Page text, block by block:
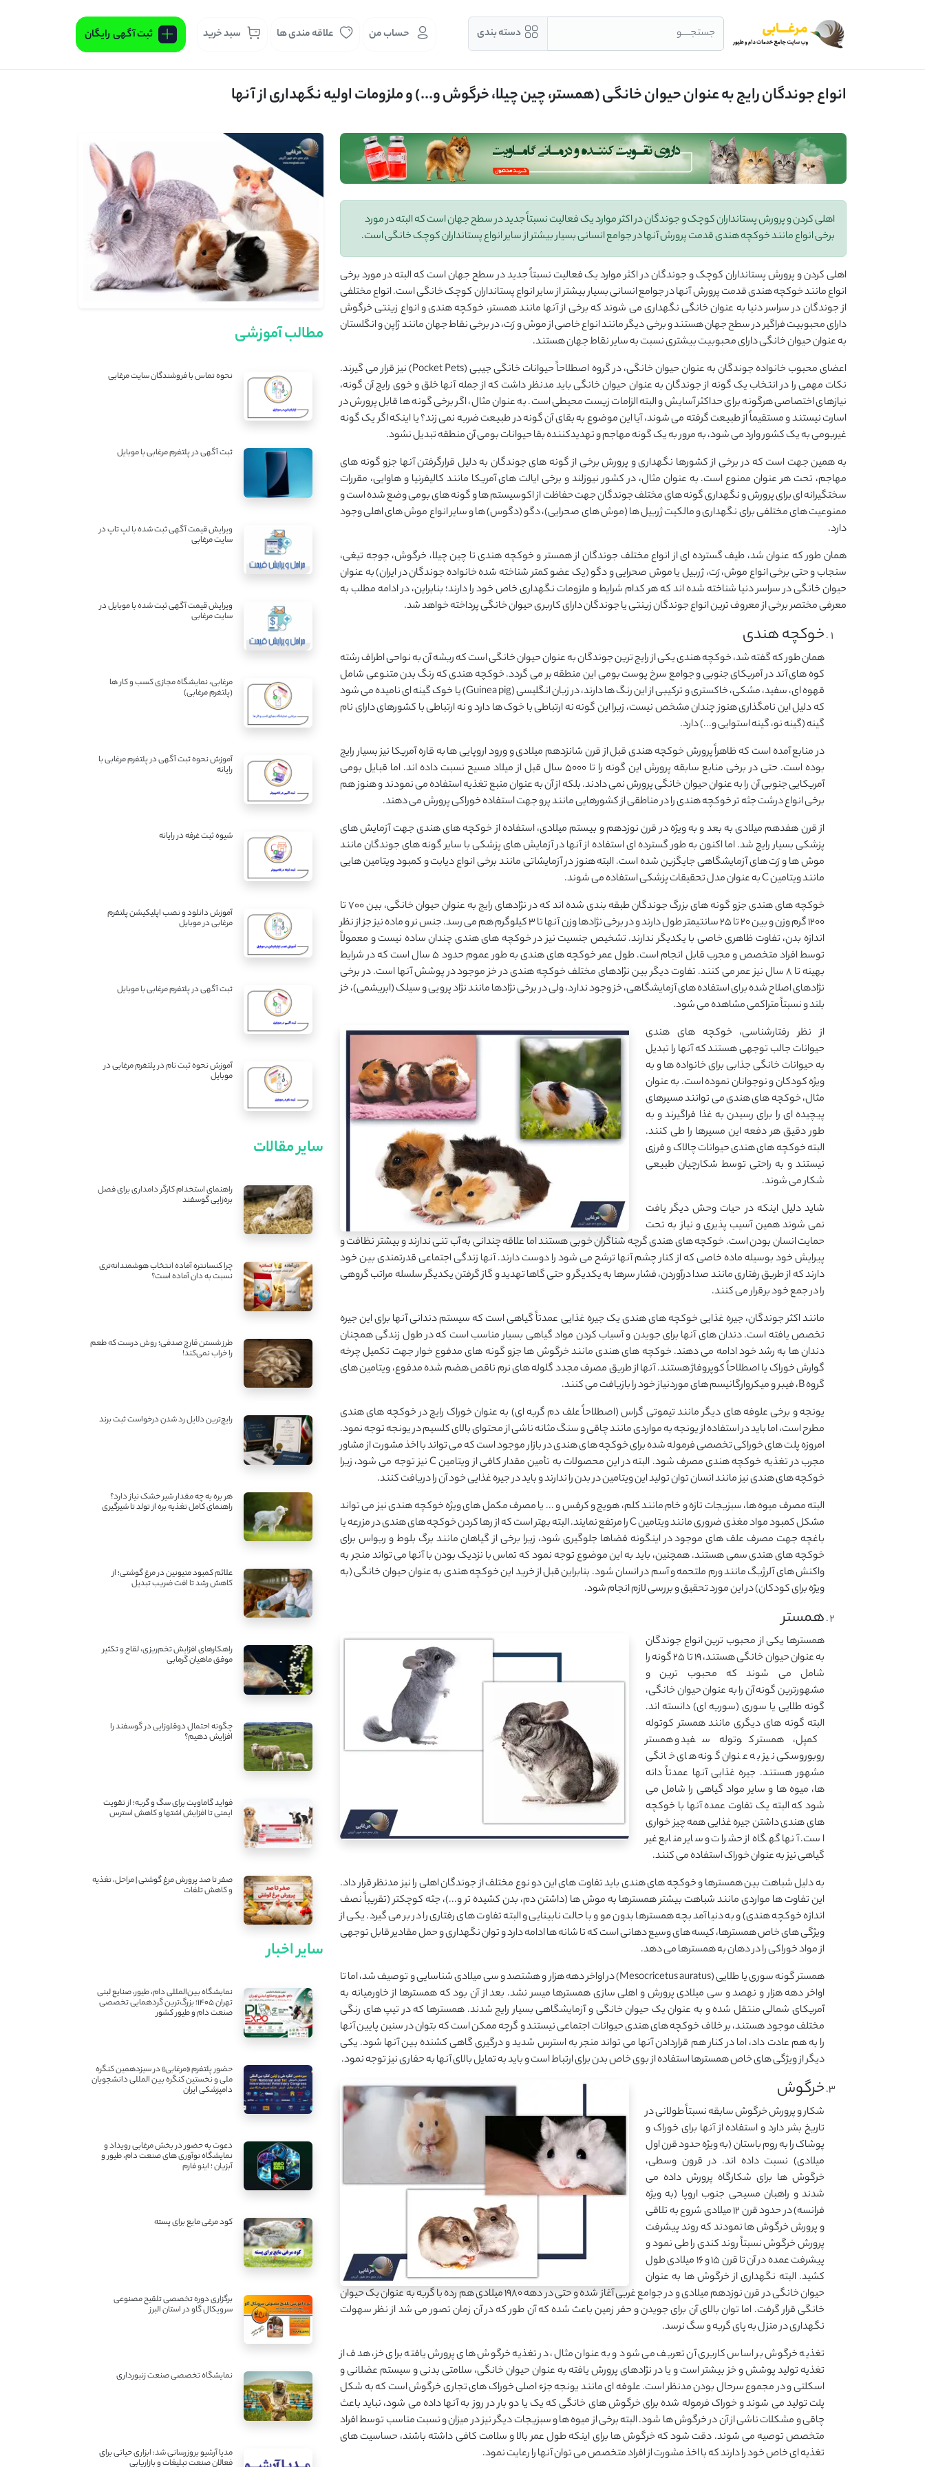
جستجــــو دسته بندی حساب من علاقه مندی ها سبد خرید ثبت آگهی رایگان
انواع جوندگان رایج به عنوان حیوان خانگی (همستر، چین چیلا، خرگوش و...) و ملزومات اولیه نگهداری از آنها
اهلی کردن و پرورش پستانداران کوچک و جوندگان در اکثر موارد یک فعالیت نسبتاً جدید در سطح جهان است که البته در مورد
برخی انواع مانند خوکچه هندی قدمت پرورش آنها در جوامع انسانی بسیار بیشتر از سایر انواع پستانداران کوچک خانگی است.
اهلی کردن و پرورش پستانداران کوچک و جوندگان در اکثر موارد یک فعالیت نسبتاً جدید در سطح جهان است که البته در مورد برخی
انواع مانند خوکچه هندی قدمت پرورش آنها در جوامع انسانی بسیار بیشتر از سایر انواع پستانداران کوچک خانگی است. انواع مختلفی
از جوندگان در سراسر دنیا به عنوان خانگی نگهداری می شوند که برخی از آنها مانند همستر، خوکچه هندی و انواع زینتی خرگوش
دارای محبوبیت فراگیر در سطح جهان هستند و برخی دیگر مانند انواع خاصی از موش و رَت، در برخی نقاط جهان مانند ژاپن و انگلستان
به عنوان حیوان خانگی دارای محبوبیت بیشتری نسبت به سایر نقاط جهان هستند.
اعضای محبوب خانواده جوندگان به عنوان حیوان خانگی، در گروه اصطلاحاً حیوانات خانگی جیبی (Pocket Pets) نیز قرار می گیرند.
نکات مهمی را در انتخاب یک گونه از جوندگان به عنوان حیوان خانگی باید مدنظر داشت که از جمله آنها خلق و خوی رایج آن گونه،
نیازهای اختصاصی هرگونه برای حداکثر آسایش و البته الزامات زیست محیطی است. به عنوان مثال، اگر برخی گونه ها قابل پرورش در
اسارت نیستند و مستقیماً از طبیعت گرفته می شوند، آیا این موضوع به بقای آن گونه در طبیعت ضربه نمی زند؟ یا اینکه اگر یک گونه
غیربومی به یک کشور وارد می شود، به مرور به یک گونه مهاجم و تهدیدکننده بقا حیوانات بومی آن منطقه تبدیل نشود.
به همین جهت است که در برخی از کشورها نگهداری و پرورش برخی از گونه های جوندگان به دلیل قرارگرفتن آنها جزو گونه های
مهاجم، تحت هر عنوان ممنوع است. به عنوان مثال، در کشور نیوزلند و برخی ایالت های آمریکا مانند کالیفرنیا و هاوایی، مقررات
سختگیرانه ای برای پرورش و نگهداری گونه های مختلف جوندگان جهت حفاظت از اکوسیستم ها و گونه های بومی وضع شده است و
ممنوعیت های مختلفی برای نگهداری و مالکیت ژربیل ها (موش های صحرایی)، دگو (دگوس) ها و سایر انواع موش های اهلی وجود
دارد.
همان طور که عنوان شد، طیف گسترده ای از انواع مختلف جوندگان از همستر و خوکچه هندی تا چین چیلا، خرگوش، جوجه تیغی،
سنجاب و حتی برخی انواع موش، رَت، ژربیل یا موش صحرایی و دگو (یک عضو کمتر شناخته شده خانواده جوندگان در ایران) به عنوان
حیوان خانگی در سراسر دنیا شناخته شده اند که هر کدام شرایط و ملزومات نگهداری خاص خود را دارند؛ بنابراین، در ادامه مطلب به
معرفی مختصر برخی از معروف ترین انواع جوندگان زینتی یا جوندگان دارای کاربری حیوان خانگی پرداخته خواهد شد.
خوکچه هندی
همان طور که گفته شد، خوکچه هندی یکی از رایج ترین جوندگان به عنوان حیوان خانگی است که ریشه آن به نواحی اطراف رشته
کوه های آند در آمریکای جنوبی و جوامع سرخ پوست بومی این منطقه بر می گردد. خوکچه هندی که رنگ بدن متنوعی شامل
قهوه ای، سفید، مشکی، خاکستری و ترکیبی از این رنگ ها دارند، در زبان انگلیسی (Guinea pig) یا خوک گینه ای نامیده می شود
که دلیل این نامگذاری هنوز چندان مشخص نیست، زیرا این گونه نه ارتباطی با خوک ها دارد و نه ارتباطی با کشورهای دارای نام
گینه (گینه نو، گینه استوایی و...) دارد.
در منابع آمده است که ظاهراً پرورش خوکچه هندی قبل از قرن شانزدهم میلادی و ورود اروپایی ها به قاره آمریکا نیز بسیار رایج
بوده است. حتی در برخی منابع سابقه پرورش این گونه را تا ۵۰۰۰ سال قبل از میلاد مسیح نسبت داده اند. اما قبایل بومی
آمریکایی جنوبی آن را به عنوان حیوان خانگی پرورش نمی دادند. بلکه از آن به عنوان منبع تغذیه استفاده می نمودند و هنوز هم
برخی انواع درشت جثه تر خوکچه هندی را در مناطقی از کشورهایی مانند پرو جهت استفاده خوراکی پرورش می دهند.
از قرن هفدهم میلادی به بعد و به ویژه در قرن نوزدهم و بیستم میلادی، استفاده از خوکچه های هندی جهت آزمایش های
پزشکی بسیار رایج شد. اما اکنون به طور گسترده ای استفاده از آنها در آزمایش های پزشکی با سایر گونه های جوندگان مانند
موش ها و رَت های آزمایشگاهی جایگزین شده است. البته هنوز در آزمایشاتی مانند برخی انواع دیابت و کمبود ویتامین هایی
مانند ویتامین C به عنوان مدل تحقیقات پزشکی استفاده می شوند.
خوکچه های هندی جزو گونه های بزرگ جوندگان طبقه بندی شده اند که در نژادهای رایج به عنوان حیوان خانگی، بین ۷۰۰ تا
۱۲۰۰ گرم وزن و بین ۲۰ تا ۲۵ سانتیمتر طول دارند و در برخی نژادها وزن آنها تا ۳ کیلوگرم هم می رسد. جنس نر و ماده نیز جز از نظر
اندازه بدن، تفاوت ظاهری خاصی با یکدیگر ندارند. تشخیص جنسیت نیز در خوکچه های هندی چندان ساده نیست و معمولاً
توسط افراد متخصص و مجرب قابل انجام است. طول عمر خوکچه های هندی به طور عموم حدود ۵ سال است که در شرایط
بهینه تا ۸ سال نیز عمر می کنند. تفاوت دیگر بین نژادهای مختلف خوکچه هندی در خز موجود در پوشش آنها است. در برخی
نژادهای اصلاح شده برای استفاده های آزمایشگاهی، خز وجود ندارد، ولی در برخی نژادها مانند نژاد پرویی و سیلک (ابریشمی)، خز
بلند و نسبتاً متراکمی مشاهده می شود.
از نظر رفتارشناسی، خوکچه های هندی
حیوانات جالب توجهی هستند که آنها را تبدیل
به حیوانات خانگی جذابی برای خانواده ها و به
ویژه کودکان و نوجوانان نموده است. به عنوان
مثال، خوکچه های هندی می توانند مسیرهای
پیچیده ای را برای رسیدن به غذا فراگیرند و به
طور دقیق هر دفعه این مسیرها را طی کنند.
البته خوکچه های هندی حیوانات چالاک و فرزی
نیستند و به راحتی توسط شکارچیان طبیعی
شکار می شوند.
شاید دلیل اینکه در حیات وحش دیگر یافت
نمی شوند همین آسیب پذیری و نیاز به تحت
حمایت انسان بودن است. خوکچه های هندی گرچه شناگران خوبی هستند اما علاقه چندانی به آب تنی ندارند و بیشتر نظافت و
پیرایش خود بوسیله ماده خاصی که از کنار چشم آنها ترشح می شود را دوست دارند. آنها زندگی اجتماعی قدرتمندی بین خود
دارند که از طریق رفتاری مانند صدا درآوردن، فشار سرها به یکدیگر و حتی گاها تهدید و گاز گرفتن یکدیگر سلسله مراتب گروهی
را در جمع خود برقرار می کنند.
مانند اکثر جوندگان، جیره غذایی خوکچه های هندی یک جیره غذایی عمدتاً گیاهی است که سیستم دندانی آنها برای این جیره
تخصص یافته است. دندان های آنها برای جویدن و آسیاب کردن مواد گیاهی بسیار مناسب است که در طول زندگی همچنان
دندان ها به رشد خود ادامه می دهند. خوکچه های هندی مانند خرگوش ها جزو گونه های مدفوع خوار جهت تکمیل چرخه
گوارش خوراک یا اصطلاحاً کوپروفاژ هستند. آنها از طریق مصرف مجدد گلوله های نرم ناقص هضم شده مدفوع، ویتامین های
گروه B، فیبر و میکروارگانیسم های موردنیاز خود را بازیافت می کنند.
یونجه و برخی علوفه های دیگر مانند تیموتی گراس (اصطلاحاً علف دم گربه ای) به عنوان خوراک رایج در خوکچه های هندی
مطرح است، اما باید در استفاده از یونجه به مواردی مانند چاقی و سنگ مثانه ناشی از محتوای بالای کلسیم در یونجه توجه نمود.
امروزه پلت های خوراکی تخصصی فرموله شده برای خوکچه های هندی در بازار موجود است که می تواند با اخذ مشورت از مشاور
مجرب در تغذیه خوکچه هندی مصرف شود. البته در این محصولات به تأمین مقدار کافی از ویتامین C نیز توجه می شود، زیرا
خوکچه های هندی نیز مانند انسان توان تولید این ویتامین در بدن را ندارند و باید در جیره غذایی خود آن را دریافت کنند.
البته مصرف میوه ها، سبزیجات تازه و خام مانند کلم، هویج و کرفس و ... یا مصرف مکمل های ویژه خوکچه هندی نیز می تواند
مشکل کمبود مواد مغذی ضروری مانند ویتامین C را مرتفع نمایند. البته بهتر است که از رها کردن خوکچه های هندی در مزرعه یا
باغچه جهت مصرف علف های موجود در اینگونه فضاها جلوگیری شود، زیرا برخی از گیاهان مانند برگ بلوط و ریواس برای
خوکچه های هندی سمی هستند. همچنین، باید به این موضوع توجه نمود که تماس با نزدیک بودن با آنها می تواند منجر به
واکنش های آلرژیگ مانند ورم ملتحمه و آسم در انسان شود. بنابراین قبل از خرید این خوکچه هندی به عنوان حیوان خانگی (به
ویژه برای کودکان) در این مورد تحقیق و بررسی لازم انجام شود.
همستر
همسترها یکی از محبوب ترین انواع جوندگان
به عنوان حیوان خانگی هستند، ۱۹ تا ۲۵ گونه را
شامل می شوند که محبوب ترین و
مشهورترین گونه آن را به عنوان حیوان خانگی،
گونه طلایی یا سوری (سوریه ای) دانسته اند.
البته گونه های دیگری مانند همستر کوتوله
کمپل، همستر کوتوله سفید و همستر
روبوروسکی نیز به عنوان گونه های خانگی
مشهور هستند. جیره غذایی آنها عمدتاً دانه
ها، میوه ها و سایر مواد گیاهی را شامل می
شود که البته یک تفاوت عمده آنها با خوکچه
های هندی داشتن جیره غذایی همه چیز خواری
است. آنها گهگاه از حشرات و سایر منابع غیر
گیاهی نیز به عنوان خوراک استفاده می کنند.
به دلیل شباهت بین همسترها و خوکچه های هندی باید تفاوت های این دو نوع مختلف از جوندگان اهلی را نیز مدنظر قرار داد.
این تفاوت ها مواردی مانند شباهت بیشتر همسترها به موش ها (داشتن دم، بدن کشیده تر و...)، جثه کوچکتر (تقریباً نصف
اندازه خوکچه هندی) و به دنیا آمد بچه همسترها بدون مو و با حالت نابینایی و البته تفاوت های رفتاری را در بر می گیرد. یکی از
ویژگی های خاص همسترها، کیسه های وسیع دهانی است که تا شانه ها ادامه دارد و توان نگهداری و حمل مقادیر قابل توجهی
از مواد خوراکی را در دهان به همسترها می دهد.
همستر گونه سوری یا طلایی (Mesocricetus auratus) در اواخر دهه هزار و هشتصد و سی میلادی شناسایی و توصیف شد، اما تا
اواخر دهه هزار و نهصد و سی میلادی پرورش و اهلی سازی همسترها میسر نشد. بعد از آن بود که همسترها از خاورمیانه به
آمریکای شمالی منتقل شده و به عنوان یک حیوان خانگی و آزمایشگاهی بسیار رایج شدند. همسترها که در تیپ های رنگی
مختلف موجود هستند، بر خلاف خوکچه های هندی حیوانات اجتماعی نیستند و گرچه ممکن است که بتوان در سنین پایین آنها
را به هم عادت داد، اما در کنار هم قراردادن آنها می تواند منجر به استرس شدید و درگیری گاهی کشنده بین آنها شود. یکی
دیگر از ویژگی های خاص همسترها استفاده از بوی خاص بدن برای ارتباط است و باید به تمایل بالای آنها به حفاری نیز توجه نمود.
خرگوش
شکار و پرورش خرگوش سابقه نسبتاً طولانی در
تاریخ بشر دارد و استفاده از آنها برای خوراک و
پوشاک را به روم باستان (به ویژه حدود قرن اول
میلادی) نسبت داده اند. در قرون وسطی،
خرگوش ها برای شکارگاه پرورش داده می
شدند و راهبان مسیحی جنوب اروپا (به ویژه
فرانسه) در حدود قرن ۱۲ میلادی شروع به تلاقی
و پرورش خرگوش ها نمودند که روند پیشرفت
پرورش خرگوش نسبتاً روند کندی را طی نمود و
پیشرفت عمده در آن تا قرن ۱۵ و ۱۶ میلادی طول
کشید. البته نگهداری از خرگوش ها به عنوان
حیوان خانگی در قرن نوزدهم میلادی و در جوامع غربی آغاز شده و حتی در دهه ۱۹۸۰ میلادی هم رده با گربه به عنوان یک حیوان
خانگی قرار گرفت. اما توان بالای آن برای جویدن و حفر زمین باعث شده که آن طور که در آن زمان تصور می شد از نظر سهولت
نگهداری در منزل به پای گربه و سگ نرسد.
تغذیه خرگوش بر اساس کاربری آن تعریف می شود و به عنوان مثال، در تغذیه خرگوش های پرورش یافته برای خز، هدف از
تغذیه تولید پوشش و خز بیشتر است و یا در نژادهای پرورش یافته به عنوان حیوان خانگی، سلامتی بدنی و سیستم عضلانی و
اسکلتی و در مجموع سرحال بودن مدنظر است. علوفه ای مانند یونجه جزء اصلی خوراک های تجاری خرگوش است که به شکل
پلت تولید می شوند و خوراک فرموله شده برای خرگوش های خانگی که یک یا دو بار در روز به آنها داده می شود، نباید باعث
چاقی و مشکلات ناشی از آن در خرگوش ها شود. البته برخی از میوه ها و سبزیجات دیگر نیز در میزان و نسبت مناسب توسط افراد
متخصص توصیه می شوند. دقت شود که خرگوش ها برای اینکه طول عمر بالا و سلامت کافی داشته باشند، حساسیت های
تغذیه ای خاص خود را دارند که با اخذ مشورت از افراد متخصص می توان آنها را رعایت نمود.
مطالب آموزشی
نحوه تماس با فروشندگان سایت مرغابی
ثبت آگهی در پلتفرم مرغابی با موبایل
ویرایش قیمت آگهی ثبت شده با لپ تاپ در
سایت مرغابی
ویرایش قیمت آگهی ثبت شده با موبایل در
سایت مرغابی
مرغابی، نمایشگاه مجازی کسب و کار ها
(پلتفرم مرغابی)
آموزش نحوه ثبت آگهی در پلتفرم مرغابی با
رایانه
شیوه ثبت غرفه در رایانه
آموزش دانلود و نصب اپلیکیشن پلتفرم
مرغابی در موبایل
ثبت آگهی در پلتفرم مرغابی با موبایل
آموزش نحوه ثبت نام در پلتفرم مرغابی در
موبایل
سایر مقالات
راهنمای استخدام کارگر دامداری برای فصل
بره‌زایی گوسفند
چرا کنسانتره آماده انتخاب هوشمندانه‌تری
نسبت به دان آماده است؟
طرز شستن قارچ صدفی؛ روش درست که طعم
را خراب نمی‌کند!
رایج‌ترین دلایل رد شدن درخواست ثبت برند
هر بره به چه مقدار شیر خشک نیاز دارد؟
راهنمای کامل تغذیه بره از تولد تا شیرگیری
علائم کمبود متیونین در مرغ گوشتی؛ از
کاهش رشد تا افت ضریب تبدیل
راهکارهای افزایش تخم‌ریزی، لقاح و تکثیر
موفق ماهیان گرمابی
چگونه احتمال دوقلوزایی در گوسفند را
افزایش دهیم؟
فواید گاماویت برای سگ و گربه؛ از تقویت
ایمنی تا افزایش اشتها و کاهش استرس
صفر تا صد پرورش مرغ گوشتی | مراحل، تغذیه
و کاهش تلفات
سایر اخبار
نمایشگاه بین‌المللی دام، طیور، صنایع لبنی
تهران ۱۴۰۵؛ بزرگ‌ترین گردهمایی تخصصی
صنعت دام و طیور کشور
حضور پلتفرم «مرغابی» در سیزدهمین کنگره
ملی و نخستین کنگره بین ‌المللی دانشجویان
دامپزشکی ایران
دعوت به حضور در بخش مرغابی رویداد و
نمایشگاه نوآوری های صنعت دام، طیور و
آبزیان ؛ اینو فارم
کود مرغی مایع برای پسته
برگزاری دوره تخصصی تلقیح مصنوعی
سرویکال گاو در استان البرز
نمایشگاه تخصصی صنعت زنبورداری
مدیا آرشیو بروزرسانی شد: ابزاری حیاتی برای
فعالان صنعت تبلیغات و بازاریابی